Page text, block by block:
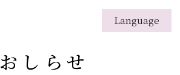
Language
おしらせ